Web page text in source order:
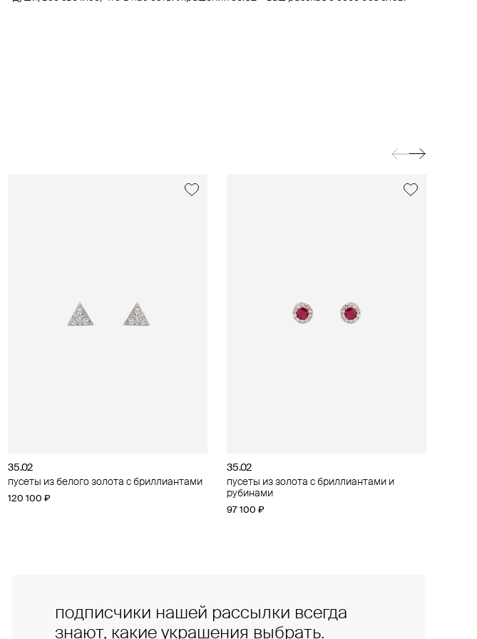
35.02
пусеты из белого золота с бриллиантами
120 100 ₽
35.02
пусеты из золота с бриллиантами и
рубинами
97 100 ₽
35.02
кольцо из белого золота с бриллиантами
202 734 ₽
подписчики нашей рассылки всегда
знают, какие украшения выбрать.